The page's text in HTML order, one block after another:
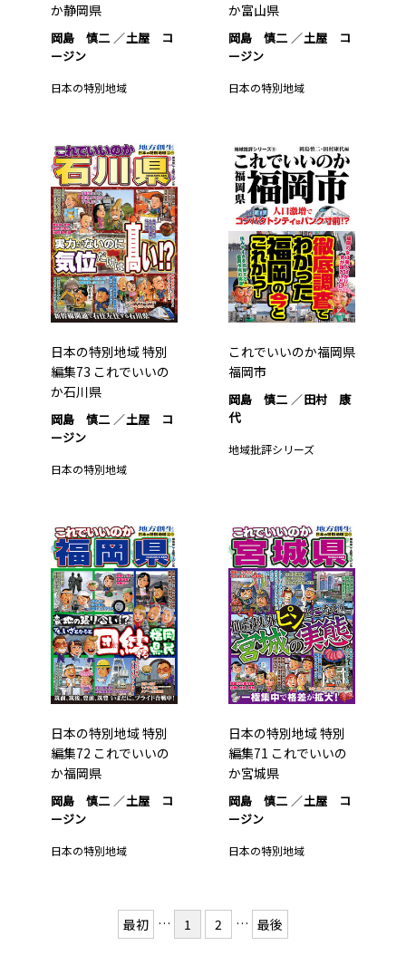
か静岡県
岡島 慎二
土屋 コ
ージン
日本の特別地域
か富山県
岡島 慎二
土屋 コ
ージン
日本の特別地域
日本の特別地域 特別
編集73 これでいいの
か石川県
岡島 慎二
土屋 コ
ージン
日本の特別地域
これでいいのか福岡県
福岡市
岡島 慎二
田村 康
代
地域批評シリーズ
日本の特別地域 特別
編集72 これでいいの
か福岡県
岡島 慎二
土屋 コ
ージン
日本の特別地域
日本の特別地域 特別
編集71 これでいいの
か宮城県
岡島 慎二
土屋 コ
ージン
日本の特別地域
最初 … 1 2 … 最後